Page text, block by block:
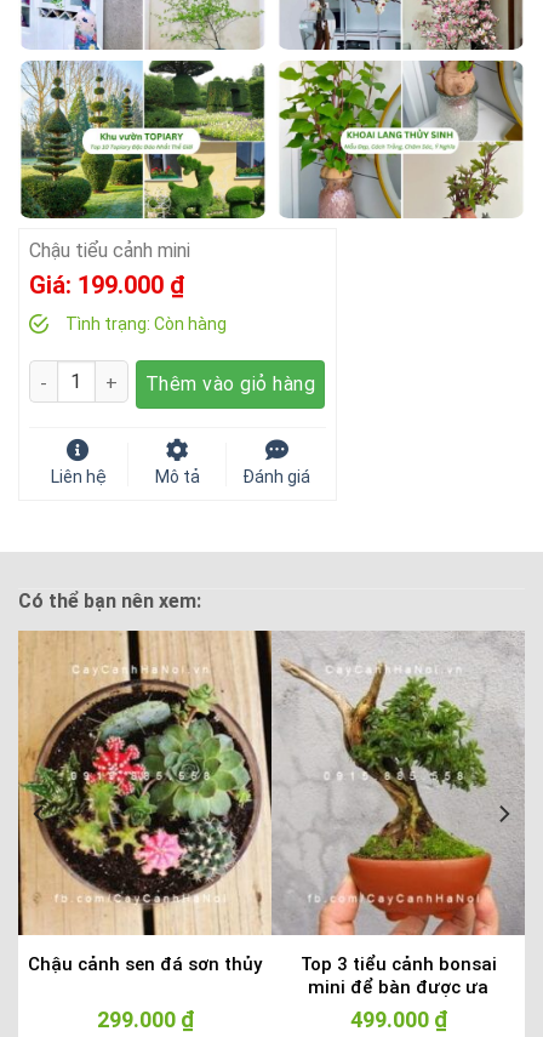
Chậu tiểu cảnh mini
Giá: 199.000 ₫
Tình trạng: Còn hàng
Số lượng Thêm vào giỏ hàng
Liên hệ Mô tả Đánh giá
Có thể bạn nên xem:
Chậu cảnh sen đá sơn thủy
299.000 ₫
Top 3 tiểu cảnh bonsai
mini để bàn được ưa
chuộng hiện nay
499.000 ₫